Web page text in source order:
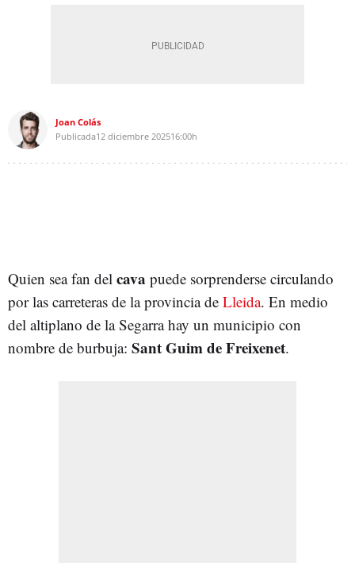
Joan Colás
Publicada12 diciembre 202516:00h
Quien sea fan del cava puede sorprenderse circulando
por las carreteras de la provincia de Lleida. En medio
del altiplano de la Segarra hay un municipio con
nombre de burbuja: Sant Guim de Freixenet.